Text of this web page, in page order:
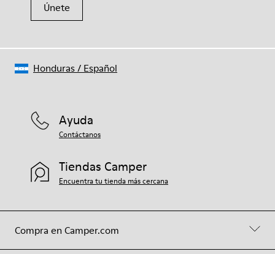
Únete
Compra en Camper.com
Ayuda
Contáctanos
Tiendas Camper
Encuentra tu tienda más cercana
Honduras/ Español